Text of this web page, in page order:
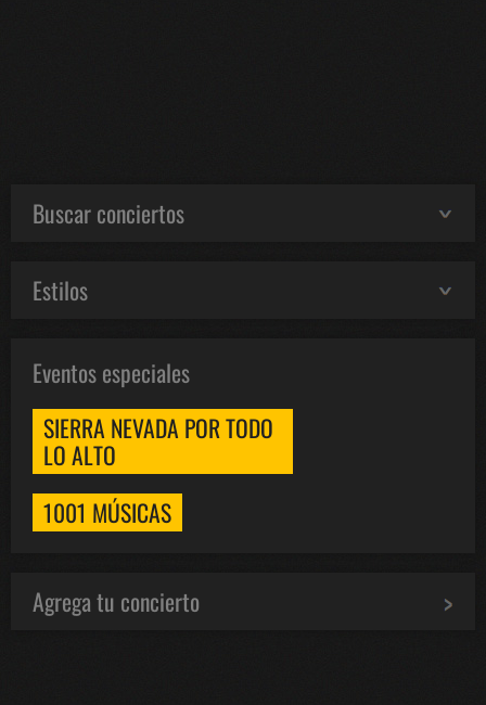
Buscar conciertos
Estilos
Eventos especiales
SIERRA NEVADA POR TODO
LO ALTO
1001 MÚSICAS
Agrega tu concierto